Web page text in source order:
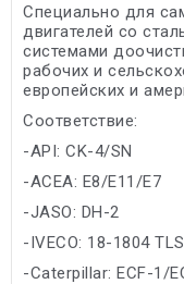
Специально для
двигателей со
системами
рабочих и
европейских и
Соответствие:
-API: CK-4/SN
-ACEA: E8/E11/E7
-JASO: DH-2
-IVECO: 18-1804
-Caterpillar: ECF-1/